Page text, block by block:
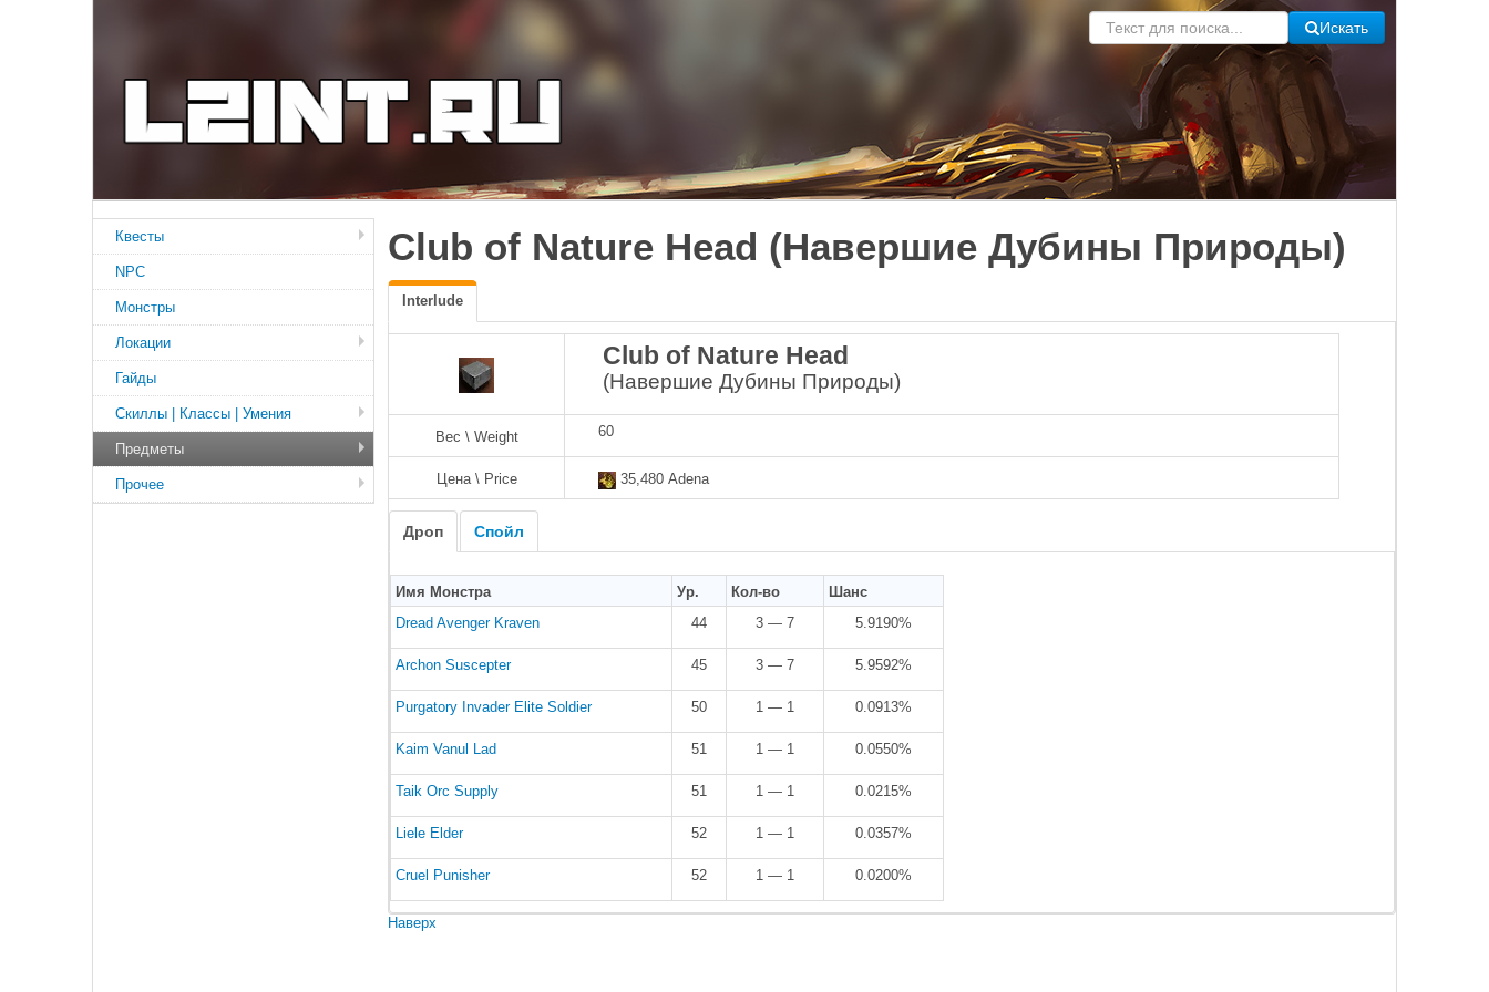
Искать
Club of Nature Head (Навершие Дубины Природы)
Interlude
Club of Nature Head
(Навершие Дубины Природы)
Вес \ Weight 60
Цена \ Price 35,480 Adena
Дроп Спойл
Имя Монстра Ур. Кол-во
Шанс
Dread Avenger Kraven
44 3 — 7 5.9190%
Archon Suscepter 45 3 — 7 5.9592%
Purgatory Invader Elite Soldier 50 1 — 1 0.0913%
Kaim Vanul Lad 51 1 — 1 0.0550%
Taik Orc Supply 51 1 — 1 0.0215%
Liele Elder 52 1 — 1 0.0357%
Cruel Punisher 52 1 — 1 0.0200%
Наверх
Квесты
NPC
Монстры
Локации
Гайды
Скиллы | Классы | Умения
Предметы
Прочее